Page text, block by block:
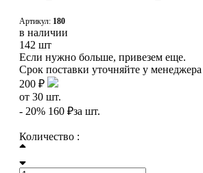
Артикул: 180
в наличии
142 шт
Если нужно больше, привезем еще.
Срок поставки уточняйте у менеджера
200 ₽
от 30 шт.
- 20% 160 ₽за шт.
Количество :